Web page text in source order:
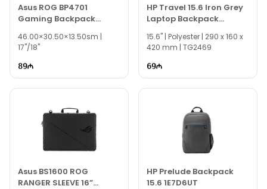
Asus ROG BP4701
Gaming Backpack
46.00×30.50×13.50sm |
17"/18"
89
HP Travel 15.6 Iron Grey
Laptop Backpack
6H2D9AA
15.6" | Polyester | 290 x 160 x
420 mm | TG2469
69
Asus BS1600 ROG
RANGER SLEEVE 16”
HP Prelude Backpack
15.6 1E7D6UT